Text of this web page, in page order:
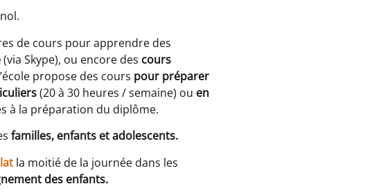
de cours pour apprendre des
(via Skype), ou encore des cours
propose des cours pour préparer
(20 à 30 heures / semaine) ou en
à la préparation du diplôme.
familles, enfants et adolescents.
la moitié de la journée dans les
des enfants.